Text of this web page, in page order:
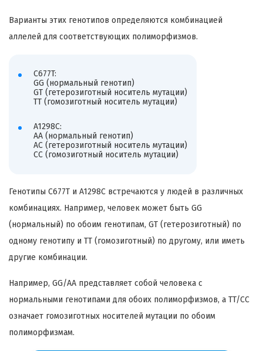
Варианты этих генотипов определяются комбинацией
аллелей для соответствующих полиморфизмов.
C677T:
GG (нормальный генотип)
GT (гетерозиготный носитель мутации)
TT (гомозиготный носитель мутации)
A1298C:
AA (нормальный генотип)
AC (гетерозиготный носитель мутации)
CC (гомозиготный носитель мутации)
Генотипы C677T и A1298C встречаются у людей в различных
комбинациях. Например, человек может быть GG
(нормальный) по обоим генотипам, GT (гетерозиготный) по
одному генотипу и TT (гомозиготный) по другому, или иметь
другие комбинации.
Например, GG/AA представляет собой человека с
нормальными генотипами для обоих полиморфизмов, а TT/CC
означает гомозиготных носителей мутации по обоим
полиморфизмам.